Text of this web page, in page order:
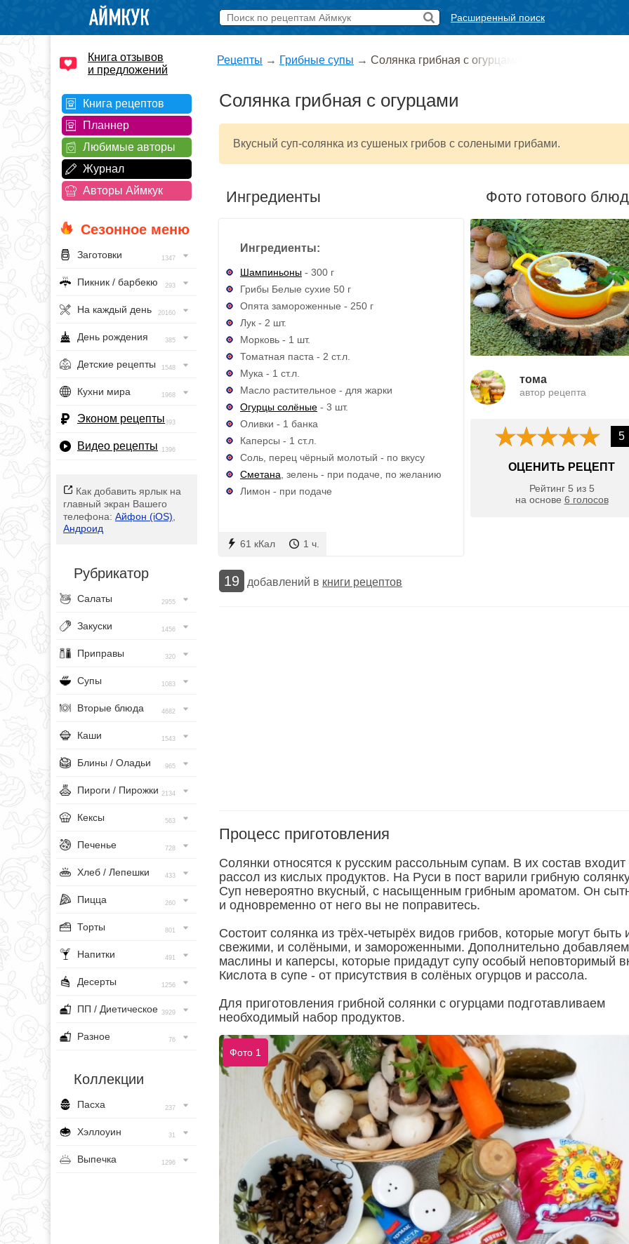
Расширенный поиск
Книга отзывов
и предложений
Книга рецептов
Планнер
Любимые авторы
Журнал
Авторы Аймкук
Сезонное меню
Заготовки 1347
Пикник / барбекю 293
На каждый день 20160
День рождения 385
Детские рецепты 1548
Кухни мира 1968
Эконом рецепты393
Видео рецепты 1396
Как добавить ярлык на
главный экран Вашего
телефона: Айфон (iOS)
Андроид
Рубрикатор
Салаты 2955
Закуски 1456
Приправы 320
Супы 1083
Вторые блюда 4682
Каши 1543
Блины / Оладьи 965
Пироги / Пирожки 2134
Кексы 563
Печенье 728
Хлеб / Лепешки 433
Пицца 260
Торты 801
Напитки 491
Десерты 1256
ПП / Диетическое 3929
Разное 76
Коллекции
Пасха 237
Хэллоуин 31
Выпечка 1296
Рецепты → Грибные супы → Солянка грибная с огурцами
Солянка грибная с огурцами
Вкусный суп-солянка из сушеных грибов с солеными грибами.
Ингредиенты
Ингредиенты:
Шампиньоны - 300 г
Грибы Белые сухие 50 г
Опята замороженные - 250 г
Лук - 2 шт.
Морковь - 1 шт.
Томатная паста - 2 ст.л.
Мука - 1 ст.л.
Масло растительное - для жарки
Огурцы солёные - 3 шт.
Оливки - 1 банка
Каперсы - 1 ст.л.
Соль, перец чёрный молотый - по вкусу
Сметана , зелень - при подаче, по желанию
Лимон - при подаче
61 кКал 1 ч.
Фото готового
тома
автор рецепта
5
ОЦЕНИТЬ РЕЦЕПТ
Рейтинг 5 из 5
на основе 6 голосов
19 добавлений в книги рецептов
Процесс приготовления
Солянки относятся к русским рассольным супам. В их состав входит
рассол из кислых продуктов. На Руси в пост варили грибную
Суп невероятно вкусный, с насыщенным грибным ароматом. Он
и одновременно от него вы не поправитесь.
Состоит солянка из трёх-четырёх видов грибов, которые могут быть
свежими, и солёными, и замороженными. Дополнительно добавляем
маслины и каперсы, которые придадут супу особый неповторимый
Кислота в супе - от присутствия в солёных огурцов и рассола.
Для приготовления грибной солянки с огурцами подготавливаем
необходимый набор продуктов.
Фото 1